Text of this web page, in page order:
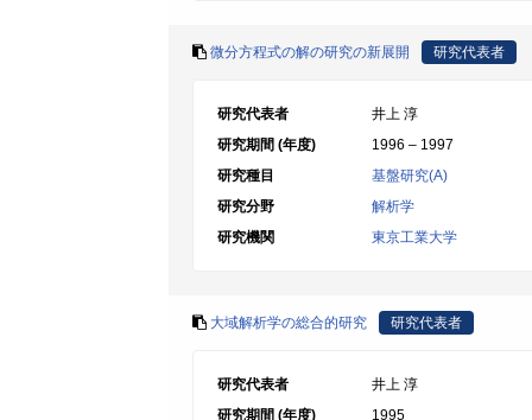
微分方程式の解の研究の新展開 研究代表者
研究代表者
井上 淳
研究期間 (年度)
1996 – 1997
研究種目
基盤研究(A)
研究分野
解析学
研究機関
東京工業大学
大域解析学の総合的研究 研究代表者
研究代表者
井上 淳
研究期間 (年度)
1995